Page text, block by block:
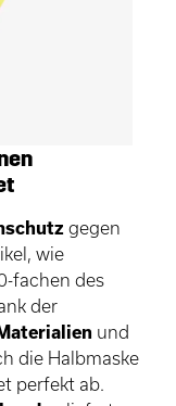
gegen
wie
fachen des
der
und
die Halbmaske
perfekt ab.